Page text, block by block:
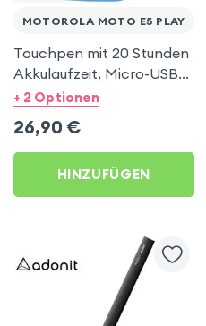
MOTOROLA MOTO E5 PLAY
Touchpen mit 20 Stunden
Akkulaufzeit, Micro-USB-
Aufladung - Apokin Weiss
Play
+ 2 Optionen
26,90 €
HINZUFÜGEN